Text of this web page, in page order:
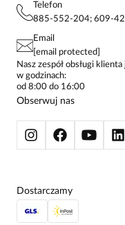
KONTAKTY
POLITYKA
STREFA STAŁEGO
KOSZULE DAMSKIE
SPODNIE DAMSKIE
ŻAKIETY I MARYNARKI
SWETRY
BLUZY
Telefon
885-552-204; 609-
Email
[email protected]
Nasz zespół obsługi
w godzinach:
od 8:00 do 16:00
Obserwuj nas
Dostarczamy